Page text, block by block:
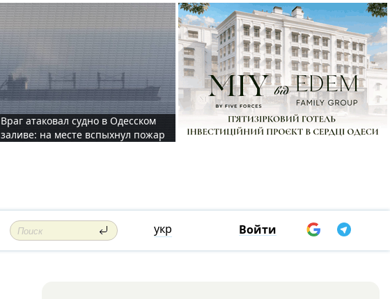
Враг атаковал судно в Одесском
заливе: на месте вспыхнул пожар
укр Войти